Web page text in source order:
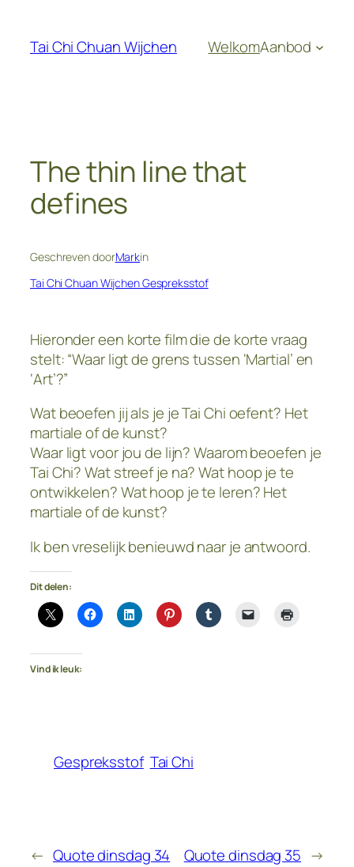
Tai Chi Chuan Wijchen WelkomAanbod
The thin line that
defines
Geschreven doorMarkin
Tai Chi Chuan Wijchen Gespreksstof
Hieronder een korte film die de korte vraag
stelt: “Waar ligt de grens tussen ‘Martial’ en
‘Art’?”
Wat beoefen jij als je je Tai Chi oefent? Het
martiale of de kunst?
Waar ligt voor jou de lijn? Waarom beoefen je
Tai Chi? Wat streef je na? Wat hoop je te
ontwikkelen? Wat hoop je te leren? Het
martiale of de kunst?
Ik ben vreselijk benieuwd naar je antwoord.
Dit delen:
Vind ik leuk:
Gespreksstof Tai Chi
← Quote dinsdag 34 Quote dinsdag 35 →